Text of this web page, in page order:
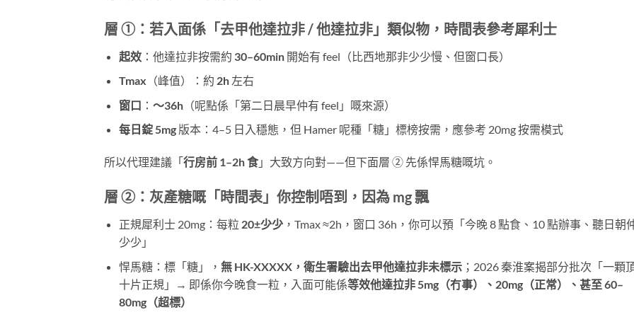
層 ①：若入面係「去甲他達拉非 / 他達拉非」類似物，時間表參考犀利士
起效：他達拉非按需約 30–60min​ 開始有 feel（比西地那非少少慢、但窗口長）
Tmax （峰值）：約 2h​ 左右
窗口 ： ～36h（呢點係「第二日晨早仲有 feel」嘅來源）
每日錠 5mg​ 版本：4–5 日入穩態，但 Hamer 呢種「糖」標榜按需，應參考 20mg 按需模式
所以代理建議「 行房前 1–2h 食」大致方向對——但下面層 ② 先係悍馬糖嘅坑。
層 ②：灰產糖嘅「時間表」你控制唔到，因為 mg 飄
正規犀利士 20mg：每粒 20±少少，Tmax ≈2h，窗口 36h，你可以預「今晚 8 點食、10 點辦事、聽日朝
少少」
悍馬糖：標「糖」， 無 HK-XXXXX，衛生署驗出去甲他達拉非未標示；2026 秦淮案揭部分批次「一顆
十片正規」→ 即係你今晚食一粒，入面可能係等效他達拉非 5mg（冇事）、20mg（正常）、甚至 60–
80mg（超標）